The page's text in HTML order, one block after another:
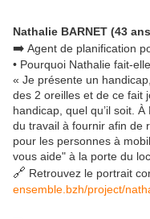
Nathalie BARNET (43
➡️ Agent de planification
• Pourquoi Nathalie fait-
« Je présente un
des 2 oreilles et de ce fait
handicap, quel qu’il soit.
du travail à fournir afin de
pour les personnes à
vous aide" à la porte du
🔗 Retrouvez le portrait
ensemble.bzh/project/